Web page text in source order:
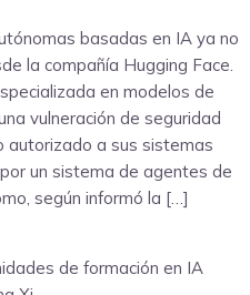
basadas en IA ya no
la compañía Hugging Face.
en modelos de
vulneración de seguridad
autorizado a sus sistemas
un sistema de agentes de
según informó la […]